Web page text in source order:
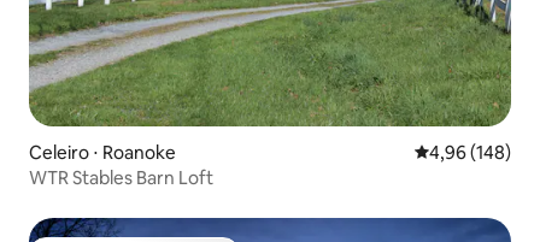
Celeiro ⋅ Roanoke 4,96 de uma
4,96 (148)
WTR Stables Barn Loft